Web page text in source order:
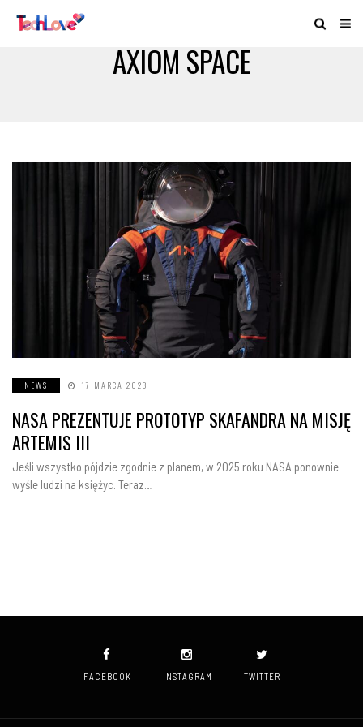
AXIOM SPACE
NEWS 17 MARCA 2023
NASA PREZENTUJE PROTOTYP SKAFANDRA NA MISJĘ
ARTEMIS III
Jeśli wszystko pójdzie zgodnie z planem, w 2025 roku NASA ponownie
wyśle ludzi na księżyc. Teraz…
FACEBOOK INSTAGRAM TWITTER